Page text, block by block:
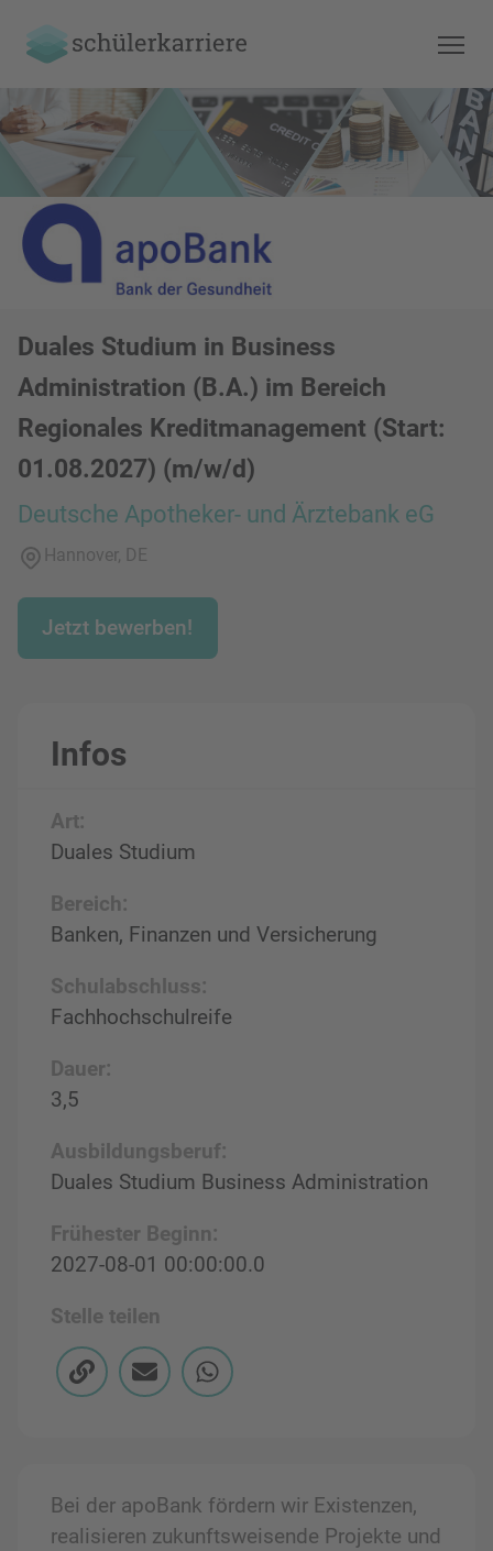
Duales Studium in Business
Administration (B.A.) im Bereich
Regionales Kreditmanagement (Start:
01.08.2027) (m/w/d)
Deutsche Apotheker- und Ärztebank eG
Hannover, DE
Jetzt bewerben!
Infos
Art:
Duales Studium
Bereich:
Banken, Finanzen und Versicherung
Schulabschluss:
Fachhochschulreife
Dauer:
3,5
Ausbildungsberuf:
Duales Studium Business Administration
Frühester Beginn:
2027-08-01 00:00:00.0
Stelle teilen
Bei der apoBank fördern wir Existenzen,
realisieren zukunftsweisende Projekte und